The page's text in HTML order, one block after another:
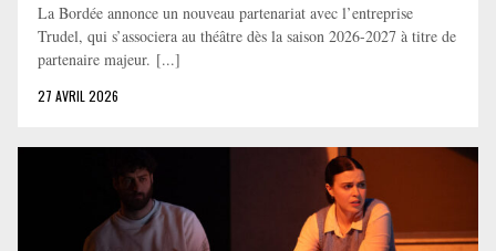
La Bordée annonce un nouveau partenariat avec l’entreprise
Trudel, qui s’associera au théâtre dès la saison 2026-2027 à titre de
partenaire majeur. [...]
27 AVRIL 2026